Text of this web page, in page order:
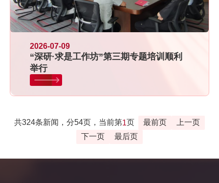
2026-07-09
“深研·求是工作坊”第三期专题培训顺利
举行
共324条新闻，分54页，当前第1页 最前页
上一页
下一页
最后页